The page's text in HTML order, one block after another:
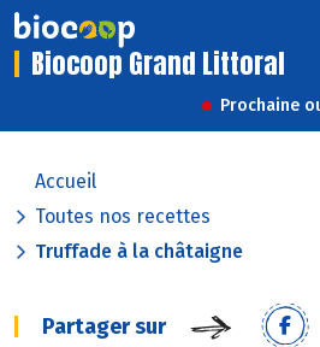
Biocoop Grand Littoral
Prochaine
Accueil
Toutes nos recettes
Truffade à la châtaigne
Partager sur